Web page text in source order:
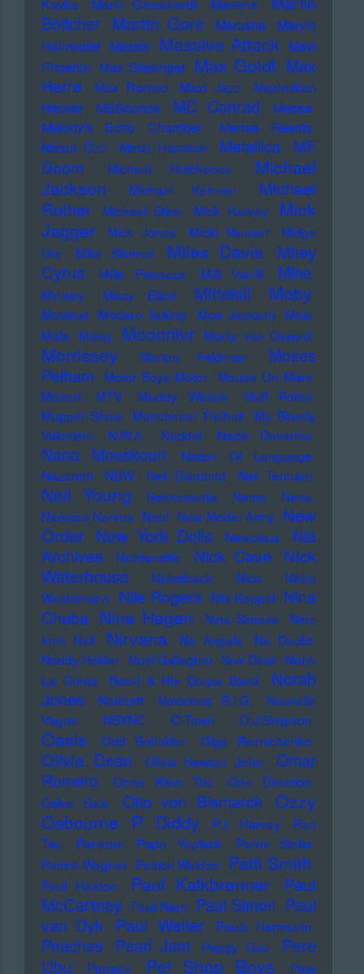
Kavka
Marlo Grosshardt Marteria
Böttcher Martin Gore Marusha
Marvin
Rainwater Massiv Massive Attack Mavi
Phoenix Max Giesinger Max Goldt Max
Herre
Max Romeo Maxi Jazz
Maximilian
Hecker
MBSounds MC Conrad
Meese
Melody's Echo Chamber
Mense Reents
Mesut Özil
Metal Hammer Metallica MF
Doom
Michael Hutchence
Michael
Jackson
Michael Kemner
Michael
Rother
Michael Stipe Mick Harvey
Mick
Jagger
Mick Jones Micki Meuser
Midge
Ure
Mike Skinner Miles Davis
Miley
Cyrus
Mille Petrozza Milli Vanilli Mine
Ministry Missy Elliott Mittekill Moby
Moderat Modern Talking Moe Jacksch
Mois
Mola
Moog Moonriivr Moritz von Oswald
Morrissey Morton Feldman
Moses
Pelham
Motor Boys Motor
Mouse On Mars
Mozart
MTV Muddy Waters
Muff Potter
Muppet Show
Münchener Freiheit
My Bloody
Valentine
N.W.A. Naddel Nadin Deventer
Nana Mouskouri
Nation Of Language
Nazareth
NDW Neil Diamond Neil Tennant
Neil Young Nekromantix Nemo
Nena
Nervous Norvus Neu! New Model Army New
Order New York Dolls Newcleus
Nia
Archives
Nichtseattle Nick Cave
Nick
Waterhouse
Nickelback Nico
Nikko
Weidemann Nile Rogers Nils Keppel Nina
Chuba Nina Hagen Nina Simone
Nine
Inch Nail
Nirvana No Angels
No Doubt
Noddy Holder Noel Gallagher Noir Désir Nono
La Grinta
Noori & His Dorpa Band
Norah
Jones
Notdurft Notorious B.I.G.
Nouvelle
Vague
NSYNC O-Town O.J.Simpson
Oasis Odd Beholder Olga Reznichenko
Olivia Dean Olivia Newton John
Omar
Romero
Omer Klein Trio
One Direction
Oskar Sala
Otto von Bismarck Ozzy
Osbourne
P. Diddy P.J. Harvey
Pan
Tau
Pankow Papo Yoplack
Parov Stelar
Patrick Wagner Patrick Walden Patti Smith
Paul Heaton Paul Kalkbrenner
Paul
McCartney Paul Nero Paul Simon Paul
van Dyk Paul Weller Paula Hartmann
Peaches Pearl Jam Peggy Gou
Pere
Ubu
Perrecy Pet Shop Boys Pete